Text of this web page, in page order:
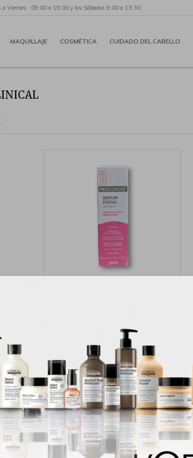
MAQUILLAJE COSMÉTICA CUIDADO DEL CABELLO
a Viernes : 09:00 a 19:00 y los Sábados 9:00 a 13:30.